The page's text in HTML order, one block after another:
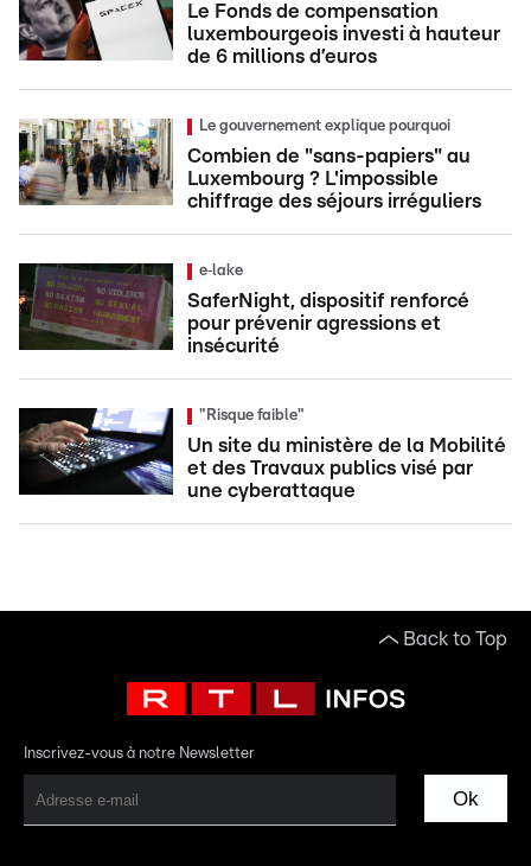
Le Fonds de compensation
luxembourgeois investi à hauteur
de 6 millions d’euros
Le gouvernement explique pourquoi
Combien de "sans-papiers" au
Luxembourg ? L'impossible
chiffrage des séjours irréguliers
e‑lake
SaferNight, dispositif renforcé
pour prévenir agressions et
insécurité
"Risque faible"
Un site du ministère de la Mobilité
et des Travaux publics visé par
une cyberattaque
Back to Top
Inscrivez-vous à notre Newsletter
Ok